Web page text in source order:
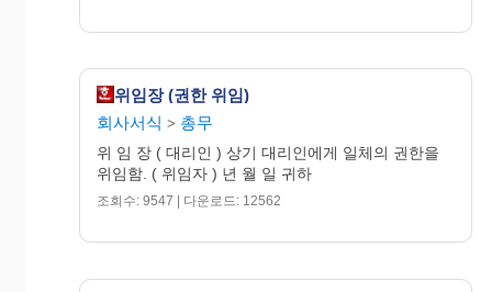
등기원인
과 그 연월
일
2011
정계약
③ 등 기 의
목 적
위임장 (권한 위임)
회사서식 > 총무
위 임 장 ( 대리인 ) 상기 대리인에게 일체의 권한을
위임함. ( 위임자 ) 년 월 일 귀하
조회수: 9547 | 다운로드: 12562